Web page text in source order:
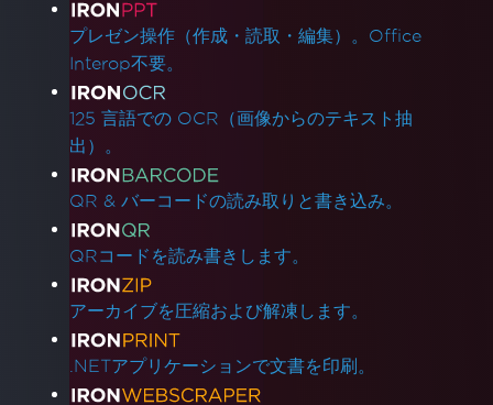
プレゼン操作（作成・読取・編集）。Office
Interop不要。
125 言語での OCR（画像からのテキスト抽
出）。
QR & バーコードの読み取りと書き込み。
QRコードを読み書きします。
アーカイブを圧縮および解凍します。
.NETアプリケーションで文書を印刷。